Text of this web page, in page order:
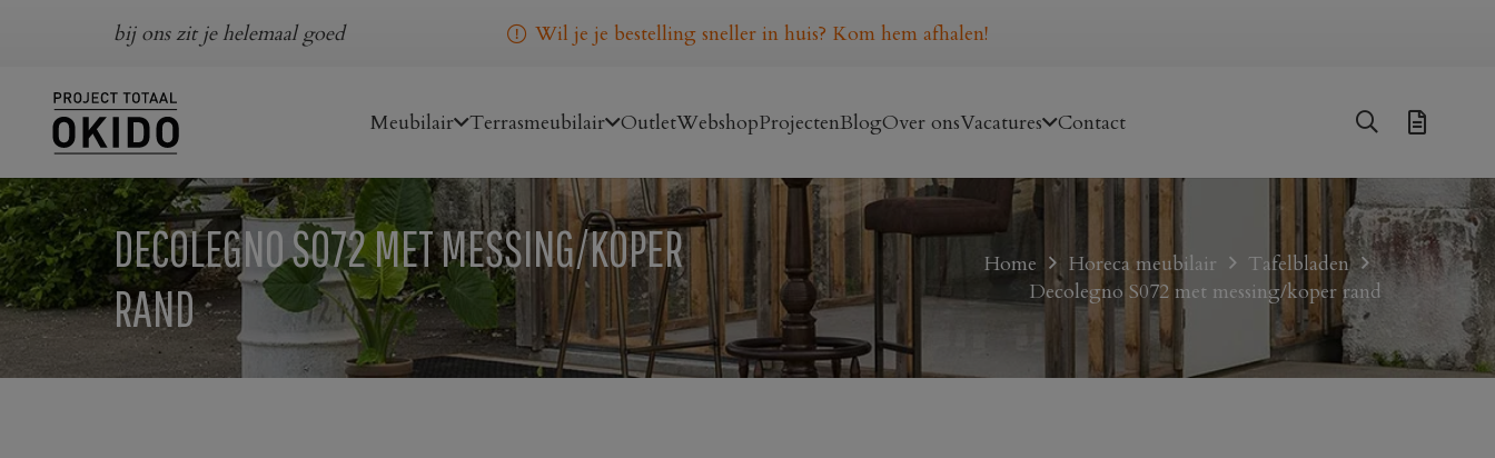
bij ons zit je helemaal goed Wil je je bestelling sneller in huis? Kom hem afhalen!
Meubilair Terrasmeubilair OutletWebshopProjectenBlogOver onsVacatures Contact
DECOLEGNO S072 MET MESSING/KOPER
RAND
Home Horeca meubilair
Tafelbladen
Decolegno S072 met messing/koper rand